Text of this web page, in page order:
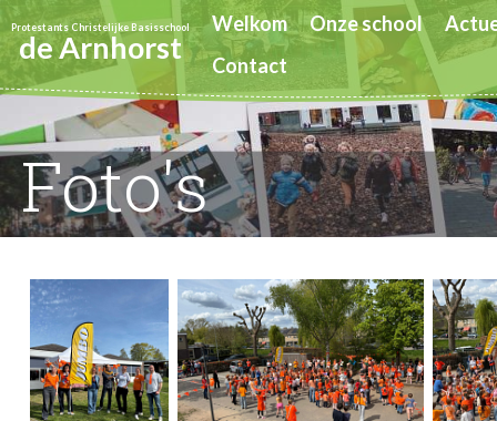
Foto's
Protestants Christelijke Basisschool
de Arnhorst
Welkom Onze school
Contact